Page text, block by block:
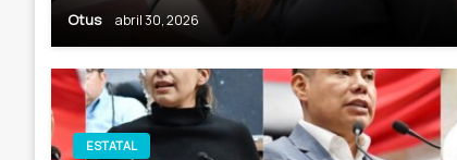
Otus abril 30, 2026
ESTATAL